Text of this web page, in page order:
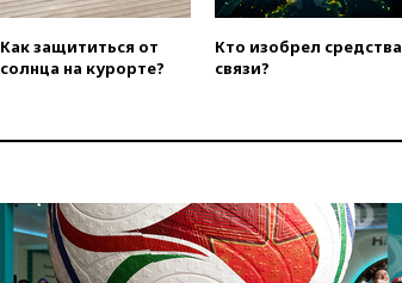
вчера, 19:00Открытое
горение на складе в Брянске
ликвидировано
украинским сухогрузам в
вчера, 18:47Школьники из РФ
стали абсолютными
чемпионами на олимпиаде по
ИИ
Как защититься от
солнца на курорте?
Кто изобрел средства
связи?